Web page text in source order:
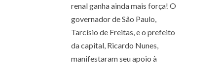
renal ganha ainda mais força! O
governador de São Paulo,
Tarcísio de Freitas, e o prefeito
da capital, Ricardo Nunes,
manifestaram seu apoio à